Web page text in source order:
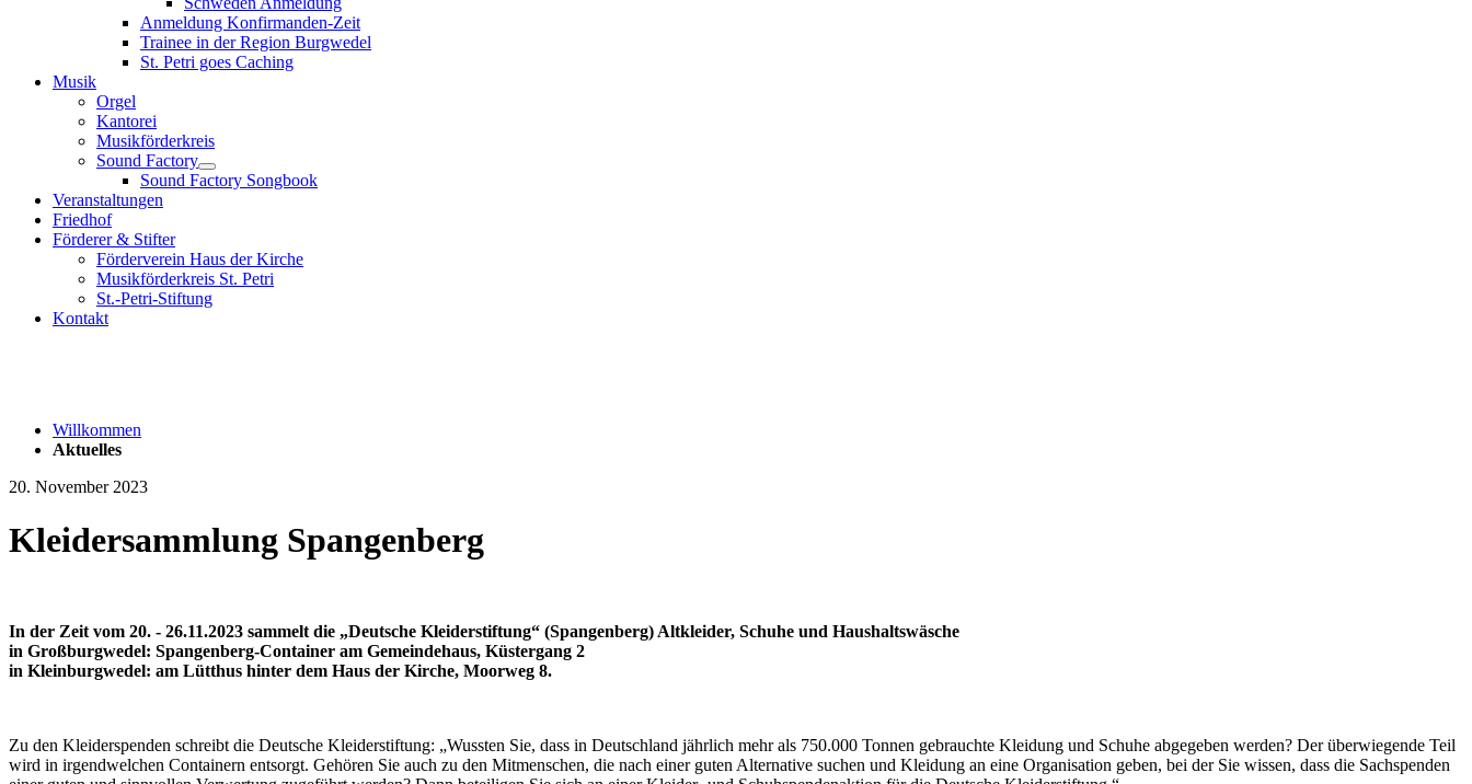
Anmeldung Konfirmanden-Zeit
Trainee in der Region Burgwedel
St. Petri goes Caching
Musik
Orgel
Kantorei
Musikförderkreis
Sound Factory
Sound Factory Songbook
Veranstaltungen
Friedhof
Förderer & Stifter
Förderverein Haus der Kirche
Musikförderkreis St. Petri
St.-Petri-Stiftung
Kontakt
Willkommen
Aktuelles
20. November 2023
Kleidersammlung Spangenberg
In der Zeit vom 20. - 26.11.2023 sammelt die „Deutsche Kleiderstiftung“ (Spangenberg) Altkleider, Schuhe und Haushaltswäsche
in Großburgwedel: Spangenberg-Container am Gemeindehaus, Küstergang 2
in Kleinburgwedel: am Lütthus hinter dem Haus der Kirche, Moorweg 8.
Zu den Kleiderspenden schreibt die Deutsche Kleiderstiftung: „Wussten Sie, dass in Deutschland jährlich mehr als 750.000 Tonnen gebrauchte Kleidung und Schuhe abgegeben werden? Der überwiegende Teil
wird in irgendwelchen Containern entsorgt. Gehören Sie auch zu den Mitmenschen, die nach einer guten Alternative suchen und Kleidung an eine Organisation geben, bei der Sie wissen, dass die Sachspenden